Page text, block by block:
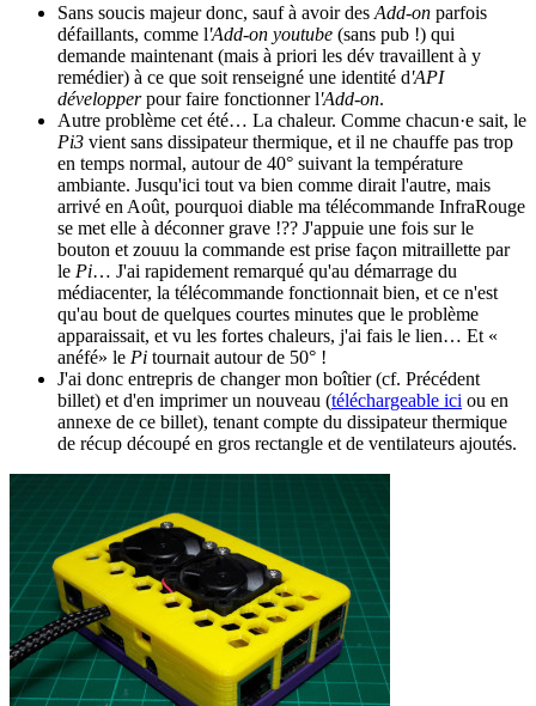
Sans soucis majeur donc, sauf à avoir des Add-on parfois
défaillants, comme l'Add-on youtube (sans pub !) qui
demande maintenant (mais à priori les dév travaillent à y
remédier) à ce que soit renseigné une identité d'API
développerpour faire fonctionner l'Add-on.
Autre problème cet été… La chaleur. Comme chacun·e sait, le
Pi3 vient sans dissipateur thermique, et il ne chauffe pas trop
en temps normal, autour de 40° suivant la température
ambiante. Jusqu'ici tout va bien comme dirait l'autre, mais
arrivé en Août, pourquoi diable ma télécommande InfraRouge
se met elle à déconner grave !?? J'appuie une fois sur le
bouton et zouuu la commande est prise façon mitraillette par
le Pi… J'ai rapidement remarqué qu'au démarrage du
médiacenter, la télécommande fonctionnait bien, et ce n'est
qu'au bout de quelques courtes minutes que le problème
apparaissait, et vu les fortes chaleurs, j'ai fais le lien… Et «
anéfé» le Pi tournait autour de 50° !
J'ai donc entrepris de changer mon boîtier (cf. Précédent
billet) et d'en imprimer un nouveau (téléchargeable ici ou en
annexe de ce billet), tenant compte du dissipateur thermique
de récup découpé en gros rectangle et de ventilateurs ajoutés.